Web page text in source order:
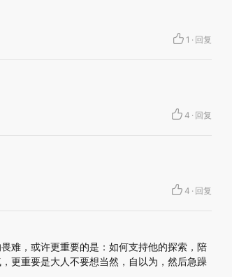
1 · 回复
4 · 回复
4 · 回复
难，或许更重要的是：如何支持他的探索，陪
更重要是大人不要想当然，自以为，然后急躁